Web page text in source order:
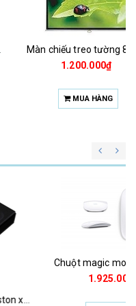
Màn chiếu treo tường 84 inch
1.200.000₫
MUA HÀNG
Chuột magic mouse 2 2021 za/a